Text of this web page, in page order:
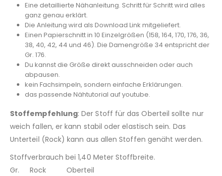
Eine detaillierte Nähanleitung. Schritt für Schritt wird alles
ganz genau erklärt.
Die Anleitung wird als Download Link mitgeliefert.
Einen Papierschnitt in 10 Einzelgrößen (158, 164, 170, 176, 36,
38, 40, 42, 44 und 46). Die Damengröße 34 entspricht der
Gr. 176.
Du kannst die Größe direkt ausschneiden oder auch
abpausen.
kein Fachsimpeln, sondern einfache Erklärungen.
das passende Nähtutorial auf youtube.
Stoffempfehlung: Der Stoff für das Oberteil sollte nur
weich fallen, er kann stabil oder elastisch sein. Das
Unterteil (Rock) kann aus allen Stoffen genäht werden.
Stoffverbrauch bei 1,40 Meter Stoffbreite.
Gr. Rock Oberteil